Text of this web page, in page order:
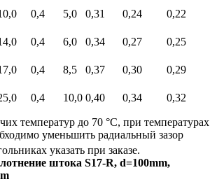
0,4 5,0 0,31 0,24
0,22
0,4 6,0 0,34 0,27
0,25
0,4 8,5 0,37 0,30
0,29
0,4 10,0 0,40 0,34 0,32
температур до 70 °C, при температурах
уменьшить радиальный зазор
указать при заказе.
штока S17-R, d=100mm,